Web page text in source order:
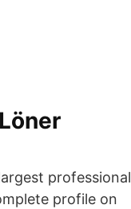
professional
profile on